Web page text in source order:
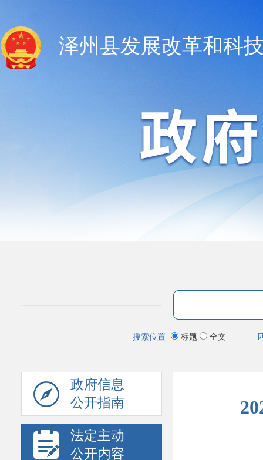
泽州县发展改革和科
搜索位置 标题 全文
政府信息
公开指南
法定主动
公开内容